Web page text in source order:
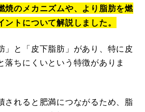
焼のメカニズムや、より脂肪を燃
トについて解説しました。
」と「皮下脂肪」があり、特に皮
落ちにくいという特徴がありま
されると肥満につながるため、脂